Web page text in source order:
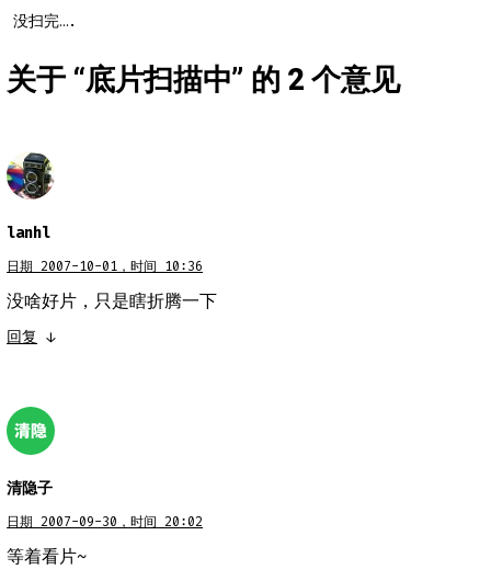
没扫完….
关于 “底片扫描中” 的 2 个意见
lanhl
日期 2007-10-01，时间 10:36
没啥好片，只是瞎折腾一下
回复 ↓
清隐子
日期 2007-09-30，时间 20:02
等着看片~